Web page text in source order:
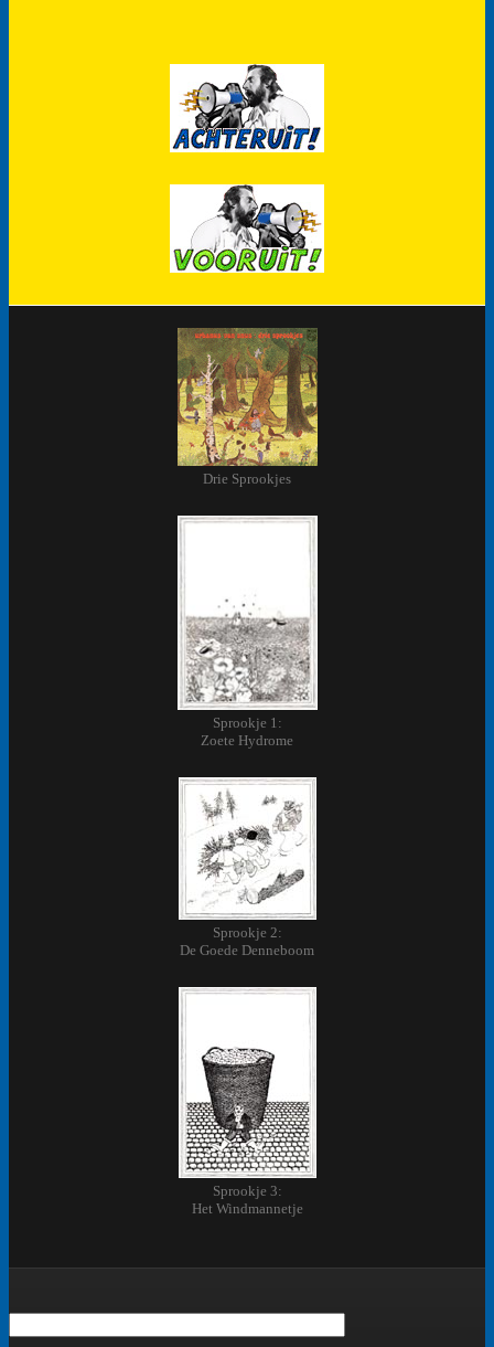
Drie Sprookjes
Sprookje 1:
Zoete Hydrome
Sprookje 2:
De Goede Denneboom
Sprookje 3:
Het Windmannetje